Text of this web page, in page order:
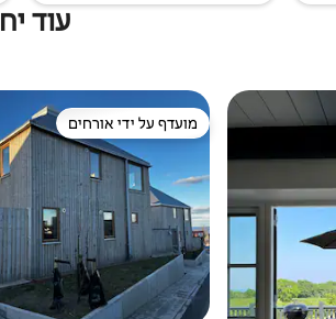
עוד
מועדף על ידי אורחים
מועדף על ידי אורחים